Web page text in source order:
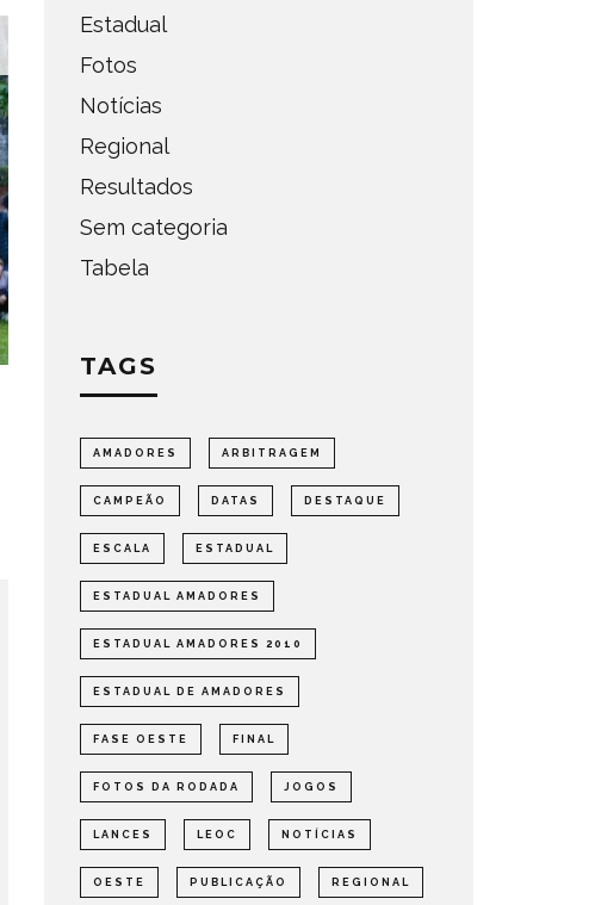
DEFINIDOS OS SEMIFINALISTAS
FASE OESTE 2026
Estadual
Fotos
Notícias
Regional
Resultados
Sem categoria
Tabela
TAGS
AMADORES ARBITRAGEM
CAMPEÃO DATAS DESTAQUE
ESCALA ESTADUAL
ESTADUAL AMADORES
ESTADUAL AMADORES 2010
ESTADUAL DE AMADORES
FASE OESTE FINAL
FOTOS DA RODADA JOGOS
LANCES LEOC NOTÍCIAS
OESTE PUBLICAÇÃO REGIONAL